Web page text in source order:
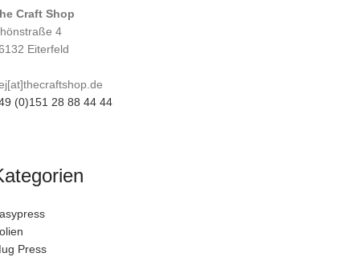
Craft Shop
4
Eiterfeld
(0)151 28 88 44 44
Press